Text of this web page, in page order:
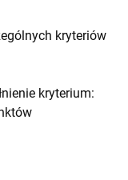
kryteriów
kryterium: